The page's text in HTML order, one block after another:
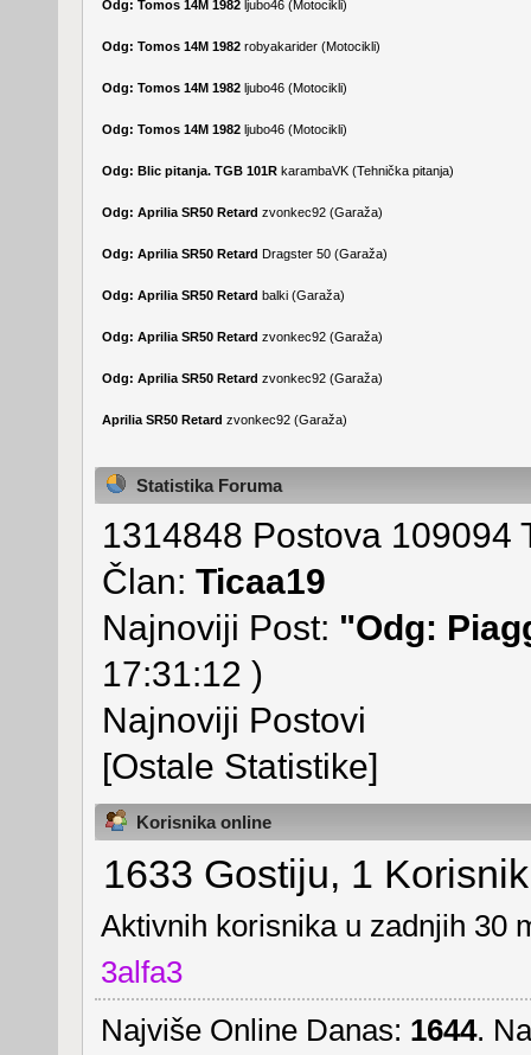
Odg: Tomos 14M 1982 ljubo46(Motocikli)
Odg: Tomos 14M 1982 robyakarider(Motocikli)
Odg: Tomos 14M 1982 ljubo46(Motocikli)
Odg: Tomos 14M 1982 ljubo46(Motocikli)
Odg: Blic pitanja. TGB 101R karambaVK(Tehnička pitanja)
Odg: Aprilia SR50 Retard zvonkec92(Garaža)
Odg: Aprilia SR50 Retard Dragster 50(Garaža)
Odg: Aprilia SR50 Retard balki(Garaža)
Odg: Aprilia SR50 Retard zvonkec92(Garaža)
Odg: Aprilia SR50 Retard zvonkec92(Garaža)
Aprilia SR50 Retard zvonkec92(Garaža)
Statistika Foruma
1314848 Postova 109094
Član:Ticaa19
Najnoviji Post: "Odg:
17:31:12 )
Najnoviji Postovi
[Ostale Statistike]
Korisnika online
1633 Gostiju, 1 Korisnik
Aktivnih korisnika u zadnjih 30
3alfa3
Najviše Online Danas: 1644.